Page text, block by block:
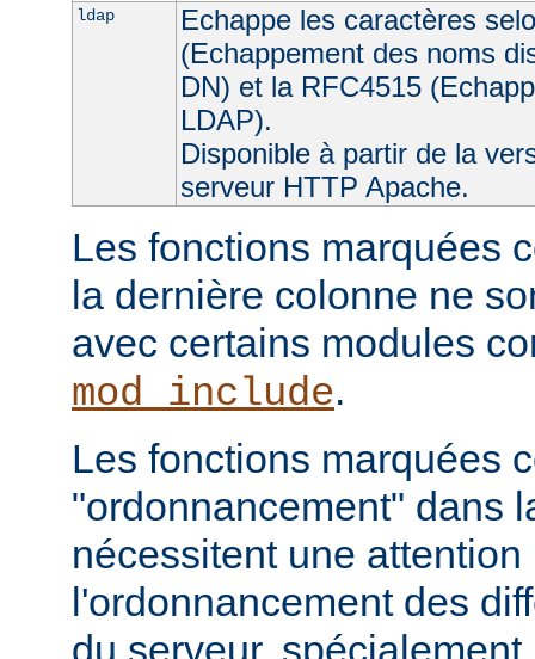
ldap
Echappe les caractères
(Echappement des noms
DN) et la RFC4515
LDAP).
Disponible à partir de la
serveur HTTP Apache.
Les fonctions marquées
la dernière colonne ne
avec certains modules
mod_include.
Les fonctions marquées
"ordonnancement" dans
nécessitent une
l'ordonnancement des
du serveur,